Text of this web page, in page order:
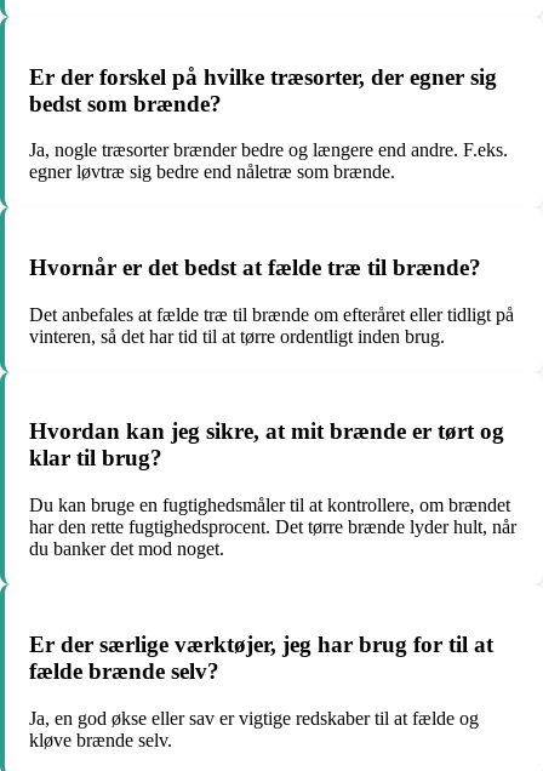
Er der forskel på hvilke træsorter, der egner sig
bedst som brænde?
Ja, nogle træsorter brænder bedre og længere end andre. F.eks.
egner løvtræ sig bedre end nåletræ som brænde.
Hvornår er det bedst at fælde træ til brænde?
Det anbefales at fælde træ til brænde om efteråret eller tidligt på
vinteren, så det har tid til at tørre ordentligt inden brug.
Hvordan kan jeg sikre, at mit brænde er tørt og
klar til brug?
Du kan bruge en fugtighedsmåler til at kontrollere, om brændet
har den rette fugtighedsprocent. Det tørre brænde lyder hult, når
du banker det mod noget.
Er der særlige værktøjer, jeg har brug for til at
fælde brænde selv?
Ja, en god økse eller sav er vigtige redskaber til at fælde og
kløve brænde selv.